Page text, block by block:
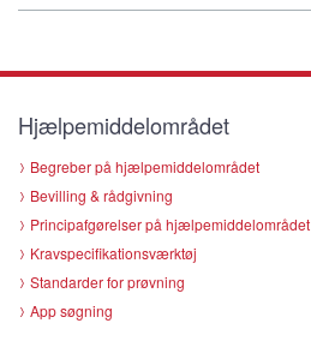
Hjælpemiddelområdet
Begreber på hjælpemiddelområdet
Bevilling & rådgivning
Principafgørelser på hjælpemiddelområdet
Kravspecifikationsværktøj
Standarder for prøvning
App søgning